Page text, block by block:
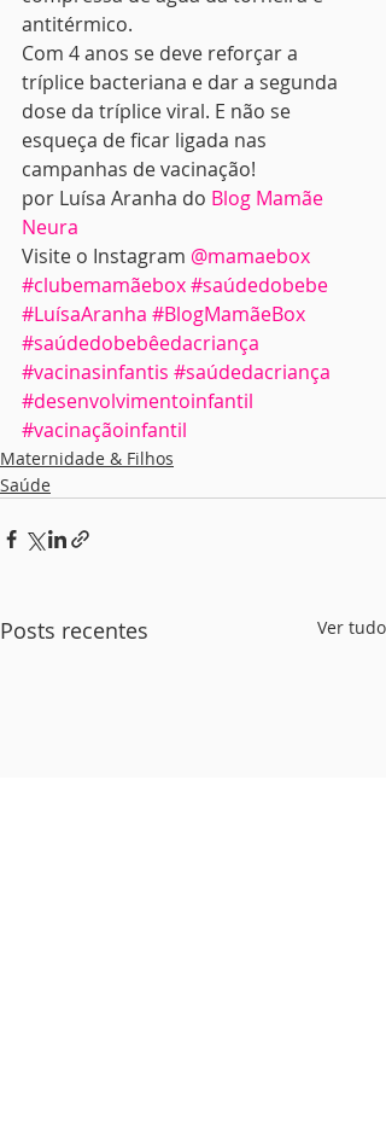
antitérmico.
Com 4 anos se deve reforçar a
tríplice bacteriana e dar a segunda
dose da tríplice viral. E não se
esqueça de ficar ligada nas
campanhas de vacinação!
por Luísa Aranha do Blog Mamãe
Neura
Visite o Instagram @mamaebox
#clubemamãebox#saúdedobebe
#LuísaAranha #BlogMamãeBox
#saúdedobebêedacriança
#vacinasinfantis #saúdedacriança
#desenvolvimentoinfantil
#vacinaçãoinfantil
Maternidade & Filhos
Saúde
Posts recentes Ver tudo